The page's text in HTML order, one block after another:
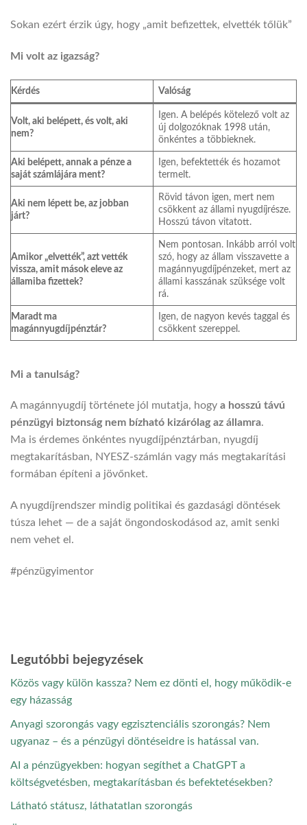
Sokan ezért érzik úgy, hogy „amit befizettek, elvették tőlük”
Mi volt az igazság?
Kérdés Valóság
Volt, aki belépett, és volt, aki
nem?
Igen. A belépés kötelező volt az
új dolgozóknak 1998 után,
önkéntes a többieknek.
Aki belépett, annak a pénze a
saját számlájára ment?
Igen, befektették és hozamot
termelt.
Aki nem lépett be, az jobban
járt?
Rövid távon igen, mert nem
csökkent az állami nyugdíjrésze.
Hosszú távon vitatott.
Amikor „elvették”, azt vették
vissza, amit mások eleve az
államiba fizettek?
Nem pontosan. Inkább arról volt
szó, hogy az állam visszavette a
magánnyugdíjpénzeket, mert az
állami kasszának szüksége volt
rá.
Maradt ma
magánnyugdíjpénztár?
Igen, de nagyon kevés taggal és
csökkent szereppel.
Mi a tanulság?
A magánnyugdíj története jól mutatja, hogy a hosszú távú
pénzügyi biztonság nem bízható kizárólag az államra.
Ma is érdemes önkéntes nyugdíjpénztárban, nyugdíj
megtakarításban, NYESZ-számlán vagy más megtakarítási
formában építeni a jövőnket.
A nyugdíjrendszer mindig politikai és gazdasági döntések
túsza lehet — de a saját öngondoskodásod az, amit senki
nem vehet el.
#pénzügyimentor
Legutóbbi bejegyzések
Közös vagy külön kassza? Nem ez dönti el, hogy működik-e
egy házasság
Anyagi szorongás vagy egzisztenciális szorongás? Nem
ugyanaz – és a pénzügyi döntéseidre is hatással van.
AI a pénzügyekben: hogyan segíthet a ChatGPT a
költségvetésben, megtakarításban és befektetésekben?
Látható státusz, láthatatlan szorongás